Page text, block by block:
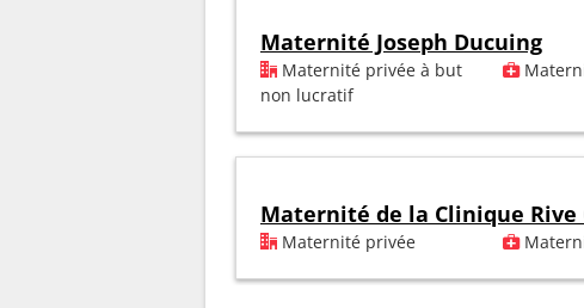
Maternité Joseph Ducuing
Maternité privée à but
non lucratif
Maternité de la Clinique Rive
Maternité privée